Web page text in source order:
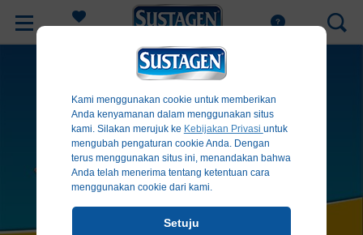
Kami menggunakan cookie untuk memberikan
Anda kenyamanan dalam menggunakan situs
kami. Silakan merujuk ke Kebijakan Privasi untuk
mengubah pengaturan cookie Anda. Dengan
terus menggunakan situs ini, menandakan bahwa
Anda telah menerima tentang ketentuan cara
menggunakan cookie dari kami.
Setuju